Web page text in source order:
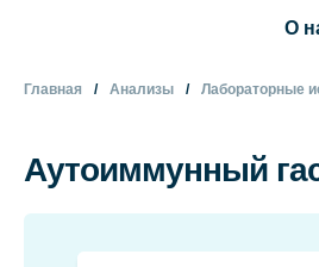
О
Главная Анализы Лабораторные
Аутоиммунный